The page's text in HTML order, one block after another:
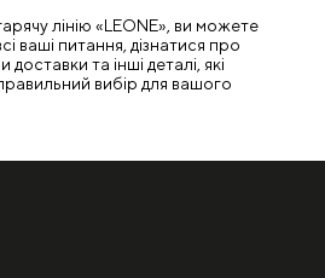
лінію «LEONE», ви можете
ваші питання, дізнатися про
доставки та інші деталі, які
вибір для вашого